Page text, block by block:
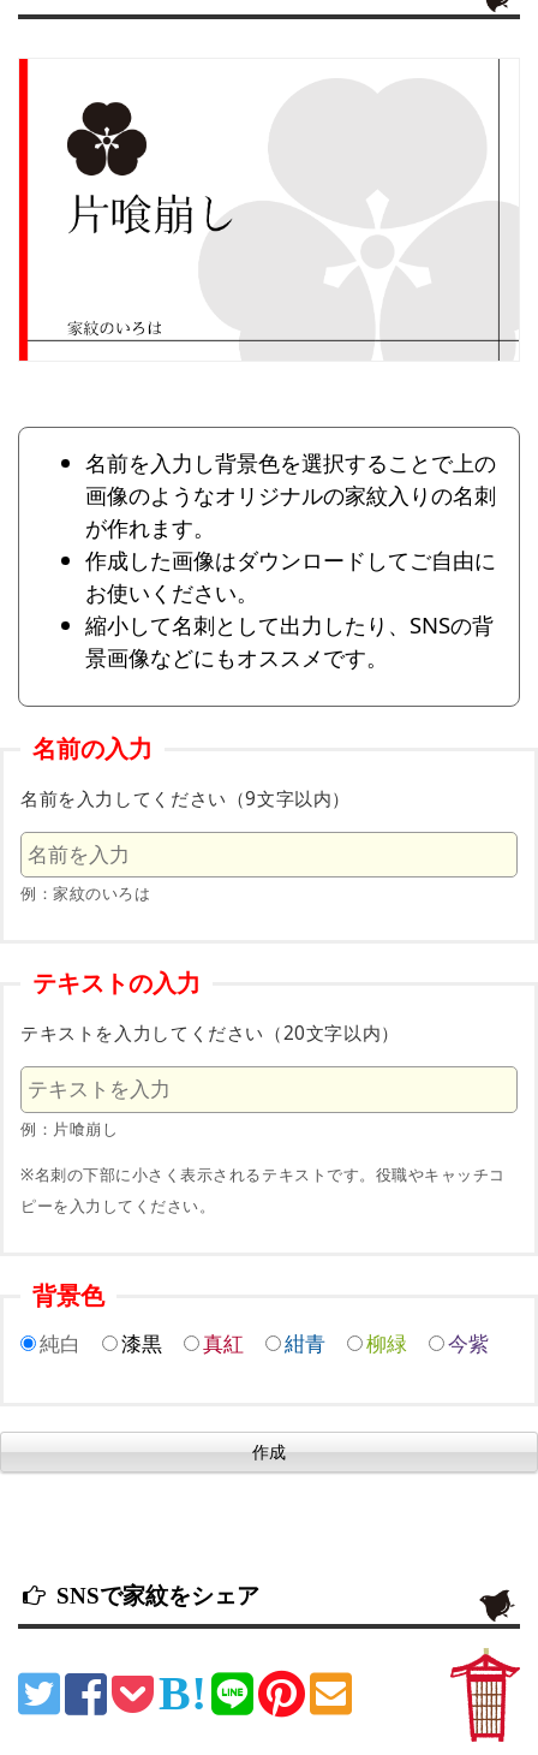
名前を入力し背景色を選択することで上の
画像のようなオリジナルの家紋入りの名刺
が作れます。
作成した画像はダウンロードしてご自由に
お使いください。
縮小して名刺として出力したり、SNSの背
景画像などにもオススメです。
名前の入力
名前を入力してください（9文字以内）
例：家紋のいろは
テキストの入力
テキストを入力してください（20文字以内）
例：片喰崩し
※名刺の下部に小さく表示されるテキストです。役職やキャッチコ
ピーを入力してください。
背景色
純白 漆黒 真紅 紺青 柳緑 今紫
SNSで家紋をシェア